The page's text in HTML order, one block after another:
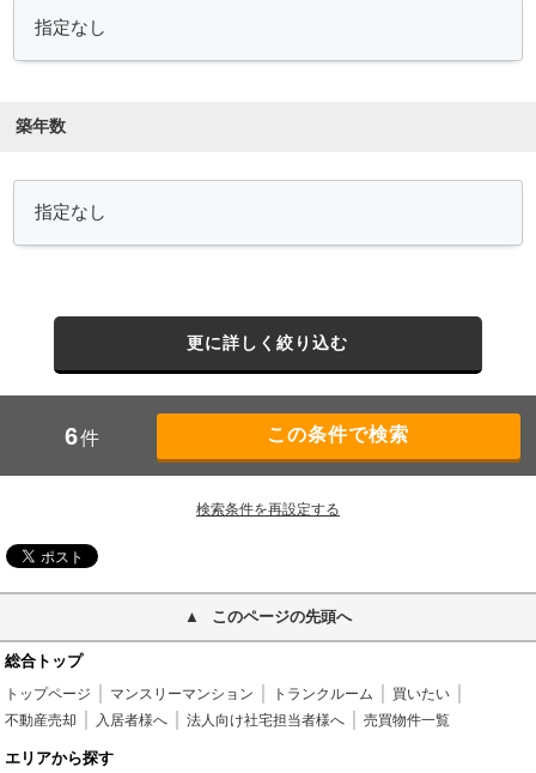
築年数
更に詳しく絞り込む
6件
検索条件を再設定する
このページの先頭へ
総合トップ
トップページ マンスリーマンション トランクルーム
買いたい
不動産売却
入居者様へ 法人向け社宅担当者様へ 売買物件一覧
エリアから探す